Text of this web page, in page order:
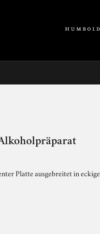
Platte ausgebreitet in